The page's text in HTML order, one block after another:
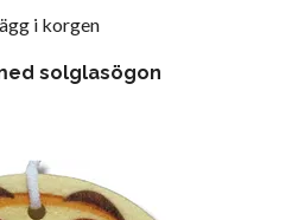
i korgen
solglasögon